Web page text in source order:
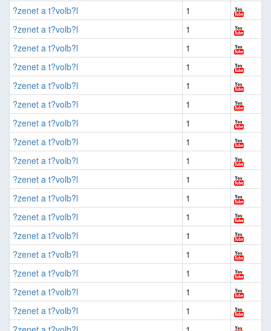
?zenet a t?volb?l
1
?zenet a t?volb?l
1
?zenet a t?volb?l
1
?zenet a t?volb?l
1
?zenet a t?volb?l
1
?zenet a t?volb?l
1
?zenet a t?volb?l
1
?zenet a t?volb?l
1
?zenet a t?volb?l
1
?zenet a t?volb?l
1
?zenet a t?volb?l
1
?zenet a t?volb?l
1
?zenet a t?volb?l
1
?zenet a t?volb?l
1
?zenet a t?volb?l
1
?zenet a t?volb?l
1
?zenet a t?volb?l
1